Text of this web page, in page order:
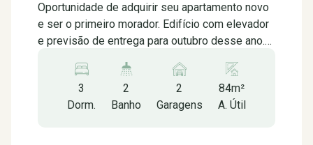
Oportunidade de adquirir seu apartamento novo
e ser o primeiro morador. Edifício com elevador
e previsão de entrega para outubro desse ano.
área verde e para a zona leste, é composto por
03 dormitórios, sendo 01 suíte, sala e cozinha
integrada, varanda gourmet com churrasqueira,
3
Dorm.
2
Banho
2
Garagens
84m²
A. Útil